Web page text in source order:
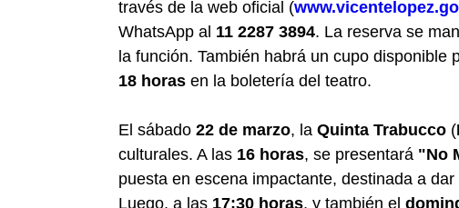
través de la web oficial (
WhatsApp al 11 2287 3894. La reserva se
la función. También habrá un cupo
18 horas en la boletería del teatro.
El sábado 22 de marzo, la Quinta Trabucco (
culturales. A las 16 horas, se presentará "No
puesta en escena impactante, destinada a
Luego, a las 17:30 horas, y también el